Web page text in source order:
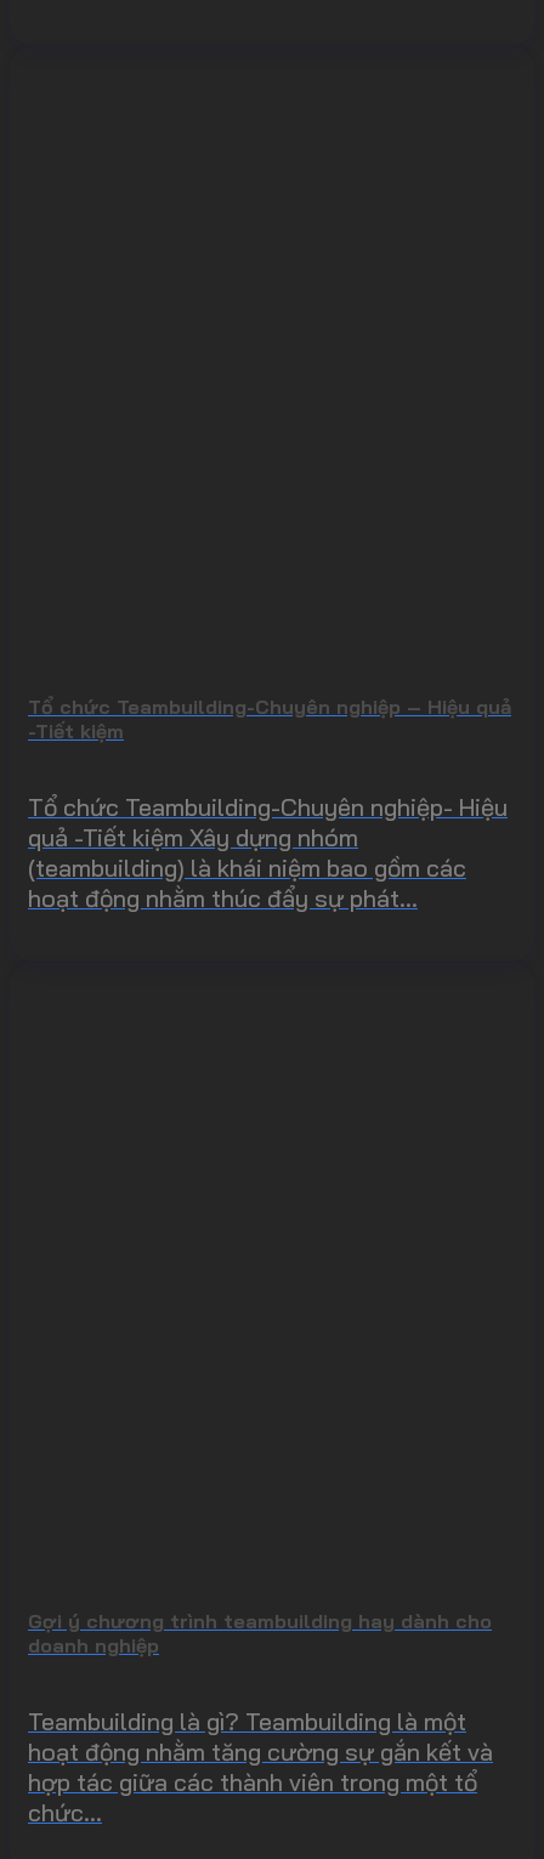
Tổ chức Teambuilding-Chuyên nghiệp – Hiệu quả
-Tiết kiệm
Tổ chức Teambuilding-Chuyên nghiệp- Hiệu
quả -Tiết kiệm Xây dựng nhóm
(teambuilding) là khái niệm bao gồm các
hoạt động nhằm thúc đẩy sự phát...
Gợi ý chương trình teambuilding hay dành cho
doanh nghiệp
Teambuilding là gì? Teambuilding là một
hoạt động nhằm tăng cường sự gắn kết và
hợp tác giữa các thành viên trong một tổ
chức...